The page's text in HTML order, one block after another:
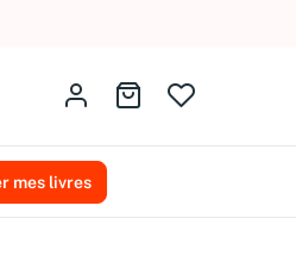
Identifiez-vousAller au panier
mes livres